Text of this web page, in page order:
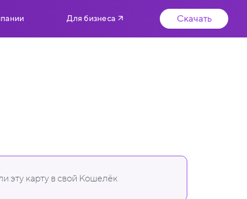
Для бизнеса Скачать
эту карту в свой Кошелёк